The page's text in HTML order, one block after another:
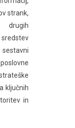
strank,
sestavni
ključnih
in